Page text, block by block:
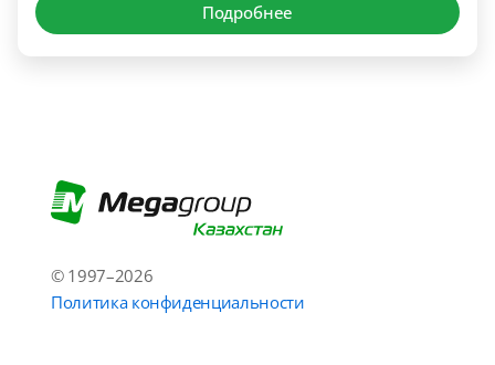
Подробнее
© 1997–2026
Политика конфиденциальности